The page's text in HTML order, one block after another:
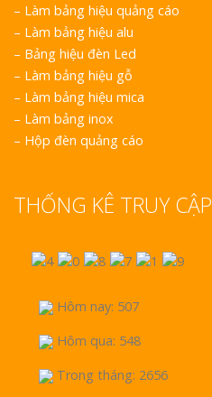
– Làm bảng hiệu quảng cáo
– Làm bảng hiệu alu
– Bảng hiệu đèn Led
– Làm bảng hiệu gỗ
– Làm bảng hiệu mica
– Làm bảng inox
– Hộp đèn quảng cáo
THỐNG KÊ TRUY CẬP
Hôm nay: 507
Hôm qua: 548
Trong tháng: 2656